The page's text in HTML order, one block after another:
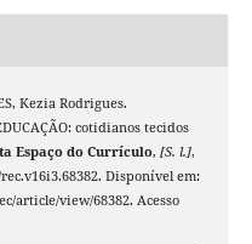
Kezia Rodrigues.
cotidianos tecidos
Espaço do Currículo, [S. l.],
rec.v16i3.68382. Disponível em:
article/view/68382. Acesso